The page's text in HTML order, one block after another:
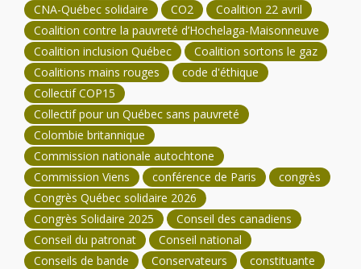
CNA-Québec solidaire
CO2
Coalition 22 avril
Coalition contre la pauvreté d’Hochelaga-Maisonneuve
Coalition inclusion Québec
Coalition sortons le gaz
Coalitions mains rouges
code d'éthique
Collectif COP15
Collectif pour un Québec sans pauvreté
Colombie britannique
Commission nationale autochtone
Commission Viens
conférence de Paris
congrès
Congrès Québec solidaire 2026
Congrès Solidaire 2025
Conseil des canadiens
Conseil du patronat
Conseil national
Conseils de bande
Conservateurs
constituante